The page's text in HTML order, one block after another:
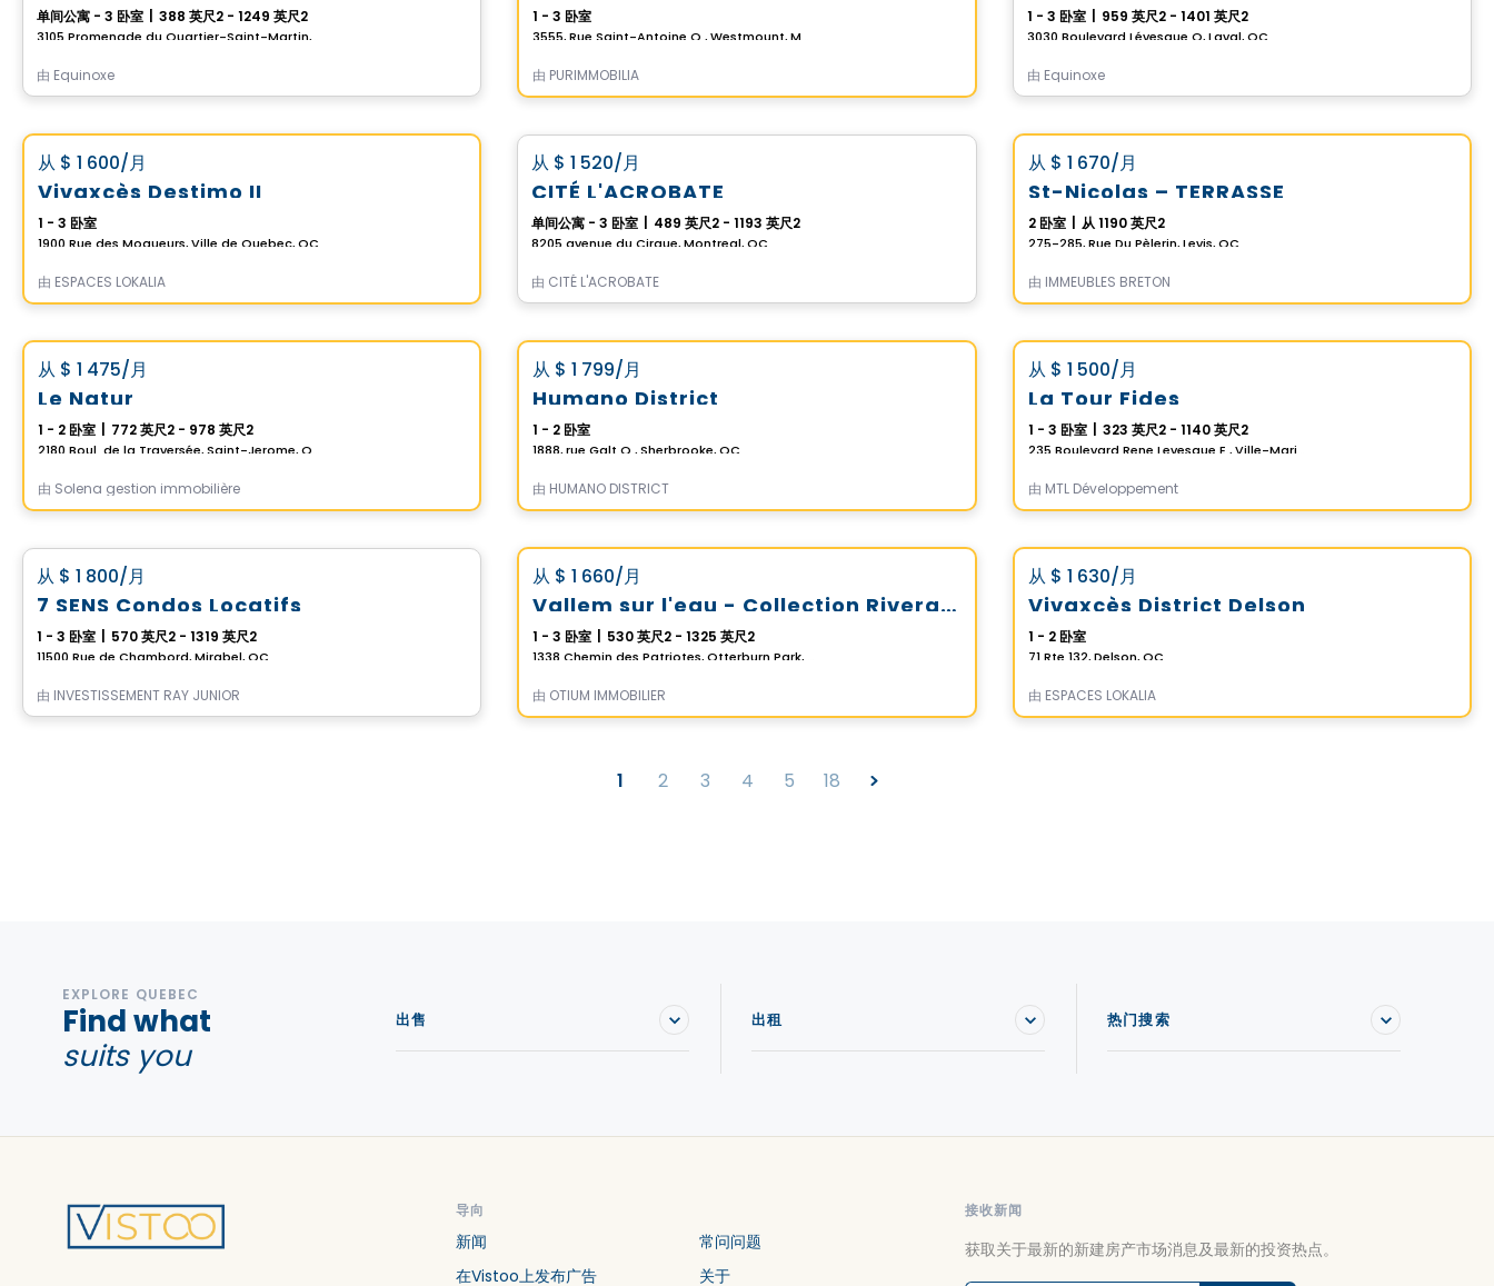
单间公寓 - 3 卧室 388 英尺2 - 1249 英尺2
由 Equinoxe
1 - 3 卧室
由 PURIMMOBILIA
1 - 3 卧室 959 英尺2 - 1401 英尺2
3030 Boulevard Lévesque O, Laval, QC
由 Equinoxe
从 $ 1 600/月
Vivaxcès Destimo II
1 - 3 卧室
1900 Rue des Moqueurs, Ville de Quebec, QC
由 ESPACES LOKALIA
*PROMOTION
从 $ 1 520/月
CITÉ L'ACROBATE
单间公寓 - 3 卧室 489 英尺2 - 1193 英尺2
8205 avenue du Cirque, Montreal, QC
由 CITÉ L'ACROBATE
从 $ 1 670/月
St-Nicolas – TERRASSE
2 卧室 从 1190 英尺2
275-285, Rue Du Pèlerin, Levis, QC
由 IMMEUBLES BRETON
从 $ 1 475/月
Le Natur
1 - 2 卧室 772 英尺2 - 978 英尺2
由 Solena gestion immobilière
从 $ 1 799/月
Humano District
1 - 2 卧室
1888, rue Galt O , Sherbrooke, QC
由 HUMANO DISTRICT
从 $ 1 500/月
La Tour Fides
1 - 3 卧室 323 英尺2 - 1140 英尺2
由 MTL Développement
从 $ 1 800/月
7 SENS Condos Locatifs
1 - 3 卧室 570 英尺2 - 1319 英尺2
11500 Rue de Chambord, Mirabel, QC
由 INVESTISSEMENT RAY JUNIOR
从 $ 1 660/月
Vallem sur l'eau - Collection Riveraine
1 - 3 卧室 530 英尺2 - 1325 英尺2
由 OTIUM IMMOBILIER
从 $ 1 630/月
Vivaxcès District Delson
1 - 2 卧室
71 Rte 132, Delson, QC
由 ESPACES LOKALIA
1 2 3 4 5 18
EXPLORE QUEBEC
Find what
suits you
出售 出租 热门搜索
导向
新闻
常问问题
在Vistoo上发布广告
关于
接收新闻
获取关于最新的新建房产市场消息及最新的投资热点。